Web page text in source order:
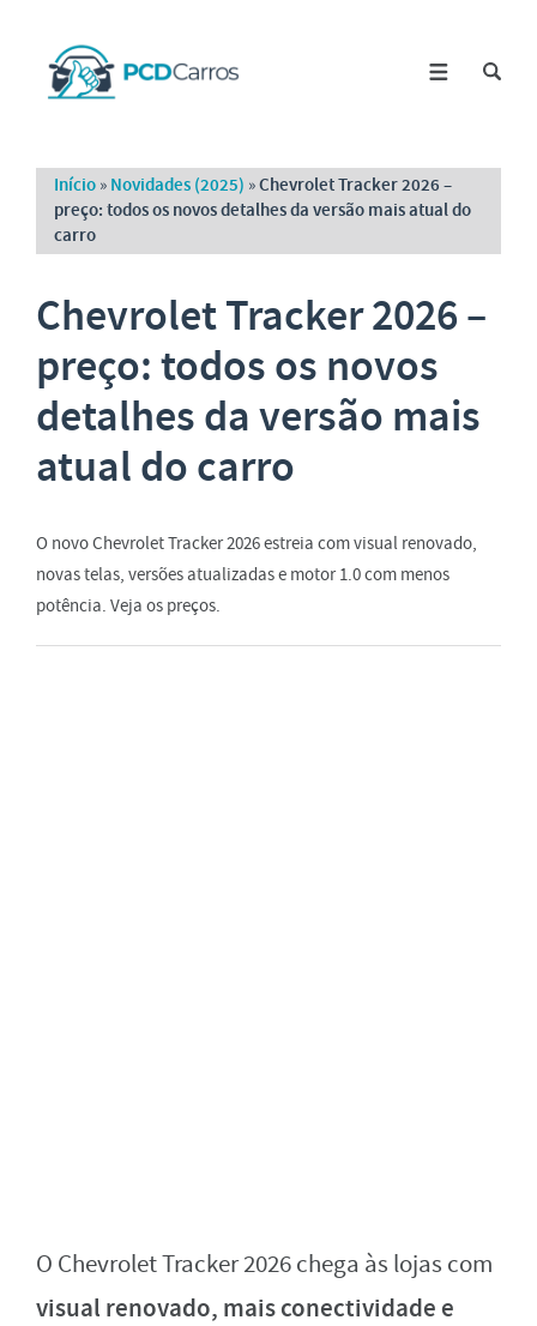
Início » Novidades (2025) »Chevrolet Tracker 2026 –
preço: todos os novos detalhes da versão mais atual do
carro
Chevrolet Tracker 2026 –
preço: todos os novos
detalhes da versão mais
atual do carro
O novo Chevrolet Tracker 2026 estreia com visual renovado,
novas telas, versões atualizadas e motor 1.0 com menos
potência. Veja os preços.
O Chevrolet Tracker 2026 chega às lojas com
visual renovado, mais conectividade e